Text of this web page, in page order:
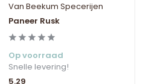
Van Beekum Specerijen
Paneer Rusk
Op voorraad
Snelle levering!
5.29